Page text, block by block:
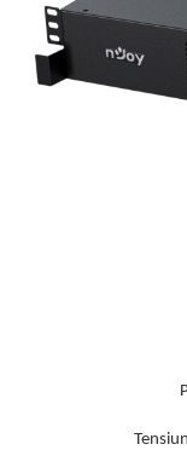
Incarcatoare
Panouri
Panouri fotovoltaice
Sisteme prindere